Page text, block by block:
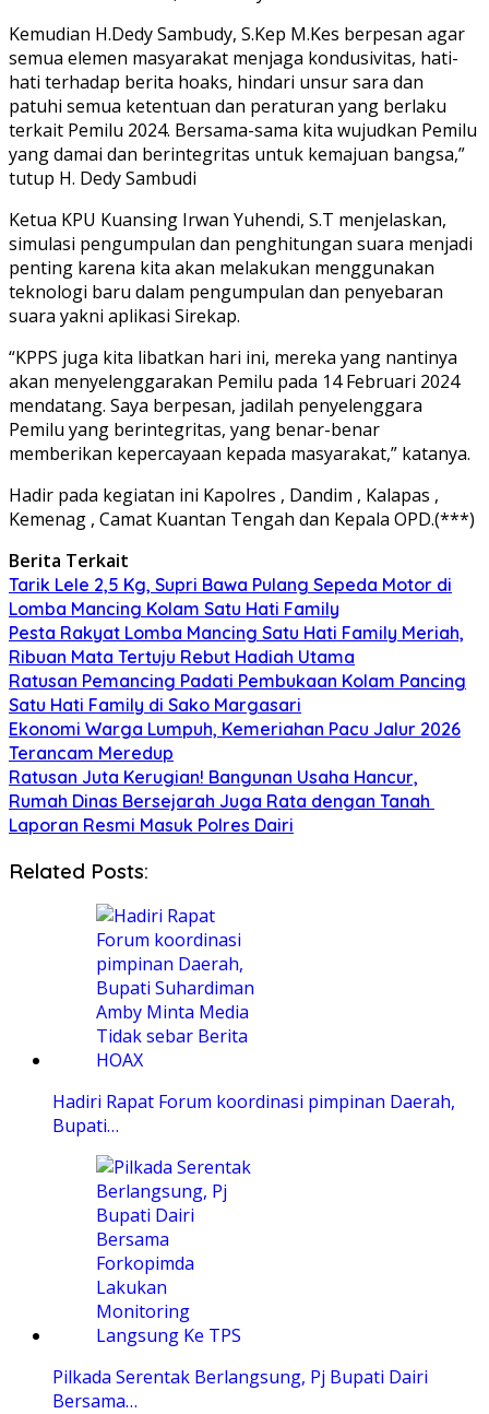
Kemudian H.Dedy Sambudy, S.Kep M.Kes berpesan agar
semua elemen masyarakat menjaga kondusivitas, hati-
hati terhadap berita hoaks, hindari unsur sara dan
patuhi semua ketentuan dan peraturan yang berlaku
terkait Pemilu 2024. Bersama-sama kita wujudkan Pemilu
yang damai dan berintegritas untuk kemajuan bangsa,”
tutup H. Dedy Sambudi
Ketua KPU Kuansing Irwan Yuhendi, S.T menjelaskan,
simulasi pengumpulan dan penghitungan suara menjadi
penting karena kita akan melakukan menggunakan
teknologi baru dalam pengumpulan dan penyebaran
suara yakni aplikasi Sirekap.
“KPPS juga kita libatkan hari ini, mereka yang nantinya
akan menyelenggarakan Pemilu pada 14 Februari 2024
mendatang. Saya berpesan, jadilah penyelenggara
Pemilu yang berintegritas, yang benar-benar
memberikan kepercayaan kepada masyarakat,” katanya.
Hadir pada kegiatan ini Kapolres , Dandim , Kalapas ,
Kemenag , Camat Kuantan Tengah dan Kepala OPD.(***)
Berita Terkait
Tarik Lele 2,5 Kg, Supri Bawa Pulang Sepeda Motor di
Lomba Mancing Kolam Satu Hati Family
Pesta Rakyat Lomba Mancing Satu Hati Family Meriah,
Ribuan Mata Tertuju Rebut Hadiah Utama
Ratusan Pemancing Padati Pembukaan Kolam Pancing
Satu Hati Family di Sako Margasari
Ekonomi Warga Lumpuh, Kemeriahan Pacu Jalur 2026
Terancam Meredup
Ratusan Juta Kerugian! Bangunan Usaha Hancur,
Rumah Dinas Bersejarah Juga Rata dengan Tanah
Laporan Resmi Masuk Polres Dairi
Related Posts:
Hadiri Rapat Forum koordinasi pimpinan Daerah,
Bupati…
Pilkada Serentak Berlangsung, Pj Bupati Dairi
Bersama…